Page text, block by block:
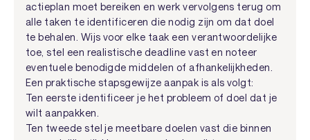
actieplan moet bereiken en werk vervolgens terug om
alle taken te identificeren die nodig zijn om dat doel
te behalen. Wijs voor elke taak een verantwoordelijke
toe, stel een realistische deadline vast en noteer
eventuele benodigde middelen of afhankelijkheden.
Een praktische stapsgewijze aanpak is als volgt:
Ten eerste identificeer je het probleem of doel dat je
wilt aanpakken.
Ten tweede stel je meetbare doelen vast die binnen